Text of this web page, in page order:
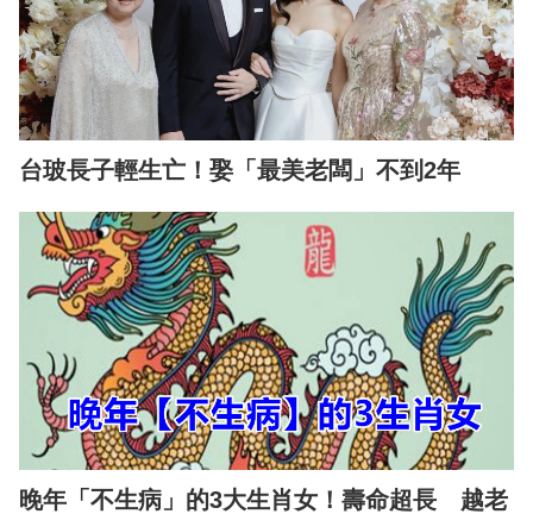
台玻長子輕生亡！娶「最美老闆」不到2年
晚年「不生病」的3大生肖女！壽命超長 越老